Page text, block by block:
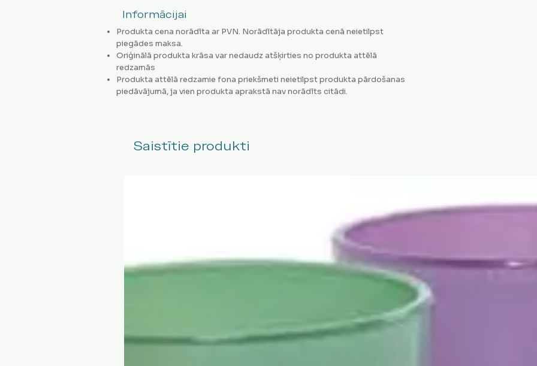
Informācijai
Produkta cena norādīta ar PVN. Norādītāja produkta cenā neietilpst
piegādes maksa.
Oriģinālā produkta krāsa var nedaudz atšķirties no produkta attēlā
redzamās
Produkta attēlā redzamie fona priekšmeti neietilpst produkta pārdošanas
piedāvājumā, ja vien produkta aprakstā nav norādīts citādi.
Saistītie produkti